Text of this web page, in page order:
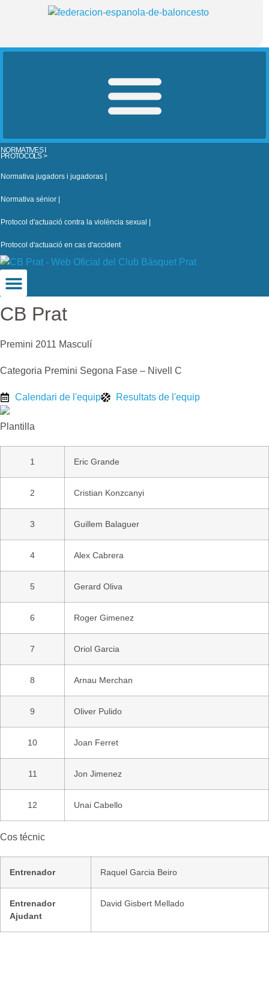
NORMATIVES I
PROTOCOLS >
Normativa jugadors i jugadoras |
Normativa sénior |
Protocol d'actuació contra la violència sexual |
Protocol d'actuació en cas d'accident
CB Prat
Premini 2011 Masculí
Categoria Premini Segona Fase – Nivell C
Calendari de l'equip Resultats de l'equip
Plantilla
1 Eric Grande
2 Cristian Konzcanyi
3 Guillem Balaguer
4 Alex Cabrera
5 Gerard Oliva
6 Roger Gimenez
7 Oriol Garcia
8 Arnau Merchan
9 Oliver Pulido
10 Joan Ferret
11 Jon Jimenez
12 Unai Cabello
Cos técnic
Entrenador Raquel Garcia Beiro
Entrenador
Ajudant
David Gisbert Mellado